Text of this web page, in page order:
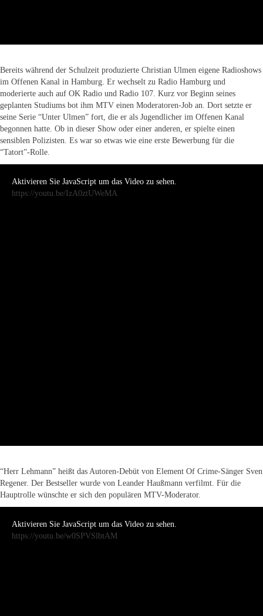
Bereits während der Schulzeit produzierte Christian Ulmen eigene Radioshows
im Offenen Kanal in Hamburg. Er wechselt zu Radio Hamburg und
moderierte auch auf OK Radio und Radio 107. Kurz vor Beginn seines
geplanten Studiums bot ihm MTV einen Moderatoren-Job an. Dort setzte er
seine Serie “Unter Ulmen” fort, die er als Jugendlicher im Offenen Kanal
begonnen hatte. Ob in dieser Show oder einer anderen, er spielte einen
sensiblen Polizisten. Es war so etwas wie eine erste Bewerbung für die
“Tatort”-Rolle.
Aktivieren Sie JavaScript um das Video zu sehen.
https://youtu.be/IzA0ztUWeMA
“Herr Lehmann” heißt das Autoren-Debüt von Element Of Crime-Sänger Sven
Regener. Der Bestseller wurde von Leander Haußmann verfilmt. Für die
Hauptrolle wünschte er sich den populären MTV-Moderator.
Aktivieren Sie JavaScript um das Video zu sehen.
https://youtu.be/w0SPVSlbtAM